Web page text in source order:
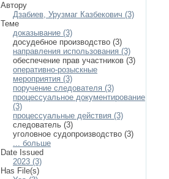
Автору
Дзабиев, Урузмаг Казбекович (3)
Теме
доказывание (3)
досудебное производство (3)
направления использования (3)
обеспечение прав участников (3)
оперативно-розыскные
мероприятия (3)
поручение следователя (3)
процессуальное документирование
(3)
процессуальные действия (3)
следователь (3)
уголовное судопроизводство (3)
... больше
Date Issued
2023 (3)
Has File(s)